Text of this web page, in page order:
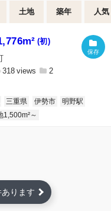
土地 築年 人気
(初)
318 2
三重県 伊勢市
明野駅
1,500m²～
あります